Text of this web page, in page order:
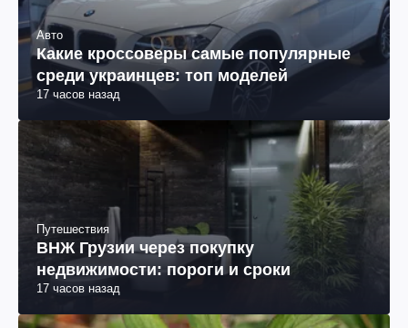
Авто
Какие кроссоверы самые популярные
среди украинцев: топ моделей
17 часов назад
Путешествия
ВНЖ Грузии через покупку
недвижимости: пороги и сроки
17 часов назад